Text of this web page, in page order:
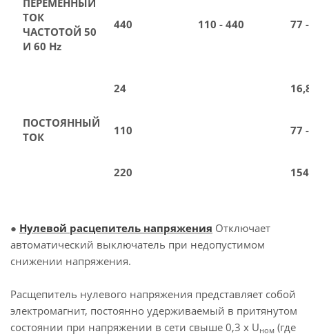
ПЕРЕМЕННЫЙ
ТОК
ЧАСТОТОЙ 50
И 60 Hz
440 110 - 440 77
ПОСТОЯННЫЙ
ТОК
24
110 77
220
● Нулевой расцепитель напряжения Отключает
автоматический выключатель при недопустимом
снижении напряжения.
Расщепитель нулевого напряжения представляет собой
электромагнит, постоянно удерживаемый в притянутом
состоянии при напряжении в сети свыше 0,3 х Uном (где